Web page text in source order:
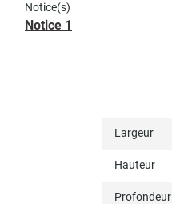
Notice(s)
Notice 1
Largeur
Hauteur
Profondeur